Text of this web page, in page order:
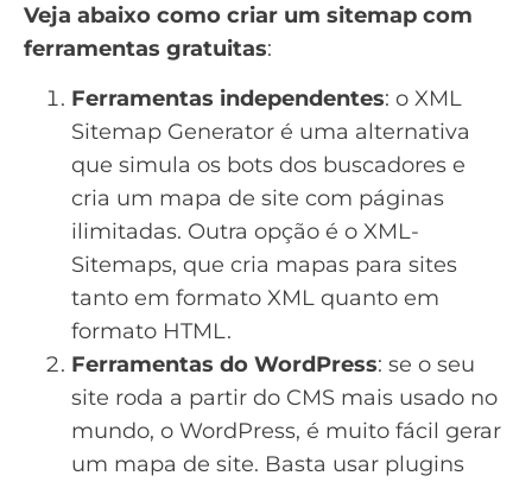
Veja abaixo como criar um sitemap com
ferramentas gratuitas:
Ferramentas independentes: o XML
Sitemap Generator é uma alternativa
que simula os bots dos buscadores e
cria um mapa de site com páginas
ilimitadas. Outra opção é o XML-
Sitemaps, que cria mapas para sites
tanto em formato XML quanto em
formato HTML.
Ferramentas do WordPress: se o seu
site roda a partir do CMS mais usado no
mundo, o WordPress, é muito fácil gerar
um mapa de site. Basta usar plugins